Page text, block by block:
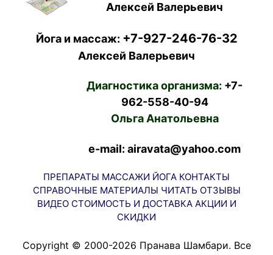
Алексей Валерьевич
Йога и массаж: +7-927-246-76-32
Алексей Валерьевич
Диагностика организма: +7-
962-558-40-94
Ольга Анатольевна
e-mail: airavata@yahoo.com
ПРЕПАРАТЫ МАССАЖИ ЙОГА КОНТАКТЫ
СПРАВОЧНЫЕ МАТЕРИАЛЫ ЧИТАТЬ ОТЗЫВЫ
ВИДЕО СТОИМОСТЬ И ДОСТАВКА АКЦИИ И
СКИДКИ
Copyright © 2000-2026 Пранава Шамбари. Все